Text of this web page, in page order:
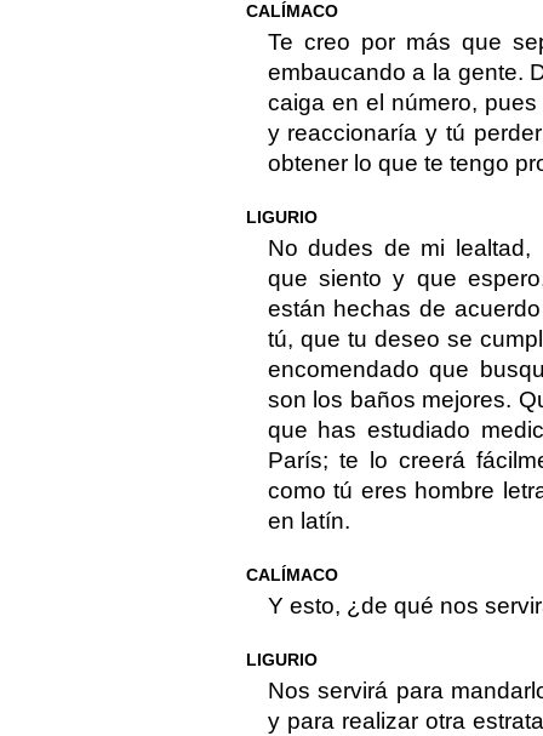
CALÍMACO
Te creo por más que
embaucando a la gente.
caiga en el número,
y reaccionaría y tú
obtener lo que te tengo
LIGURIO
No dudes de mi lealtad,
que siento y que
están hechas de
tú, que tu deseo se
encomendado que
son los baños mejores.
que has estudiado
París; te lo creerá
como tú eres hombre
en latín.
CALÍMACO
Y esto, ¿de qué nos
LIGURIO
Nos servirá para
y para realizar otra